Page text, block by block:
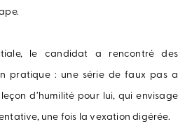
le candidat a rencontré des
pratique : une série de faux pas a
d’humilité pour lui, qui envisage
une fois la vexation digérée.